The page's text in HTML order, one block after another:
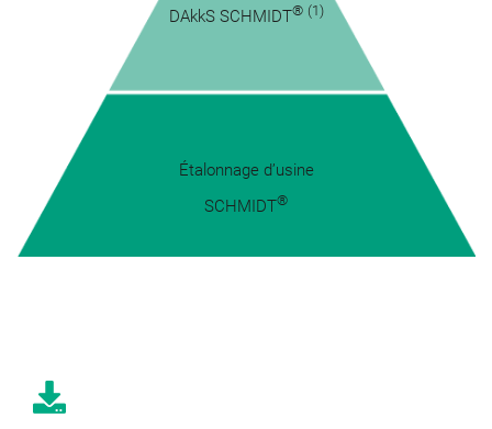
DAkkS SCHMIDT® (1)
Étalonnage d’usine
SCHMIDT®
.